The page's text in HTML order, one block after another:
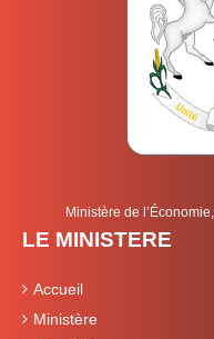
Ministère de
LE MINISTERE
Accueil
Ministère